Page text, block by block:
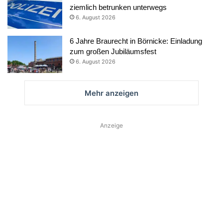
ziemlich betrunken unterwegs
6. August 2026
6 Jahre Braurecht in Börnicke: Einladung
zum großen Jubiläumsfest
6. August 2026
Mehr anzeigen
Anzeige